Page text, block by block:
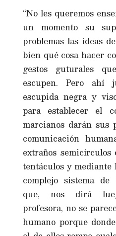
“No les queremos
un momento su
problemas las ideas
bien qué cosa hacer
gestos guturales
escupen. Pero ahí
escupida negra y
para establecer el
marcianos darán sus
comunicación
extraños
tentáculos y
complejo sistema
que, nos dirá
profesora, no se
humano porque